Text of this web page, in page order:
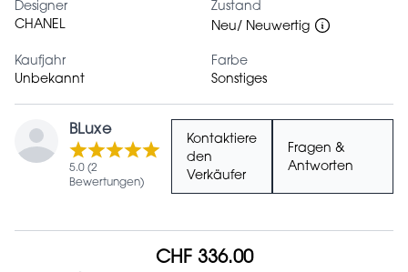
Designer
CHANEL
Zustand
Neu/ Neuwertig
Kaufjahr
Unbekannt
Farbe
Sonstiges
BLuxe
5.0 (2
Bewertungen)
Kontaktiere
den
Verkäufer
Fragen &
Antworten
CHF 336.00